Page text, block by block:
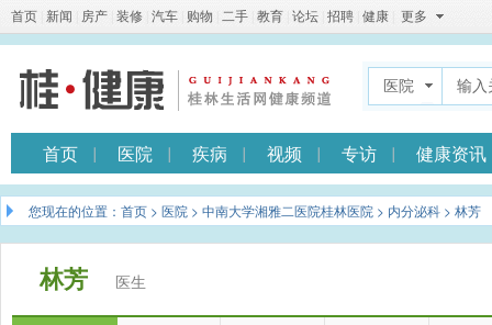
首页 新闻 房产 装修 汽车 购物 二手 教育 论坛 招聘 健康 更多
医院
首页 医院 疾病 视频 专访 健康资讯
您现在的位置： 首页 > 医院 > 中南大学湘雅二医院桂林医院 > 内分泌科 > 林芳
林芳 医生